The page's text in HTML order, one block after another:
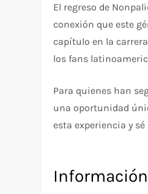
El regreso de
conexión que este
capítulo en la
los fans
Para quienes han
una oportunidad
esta experiencia y